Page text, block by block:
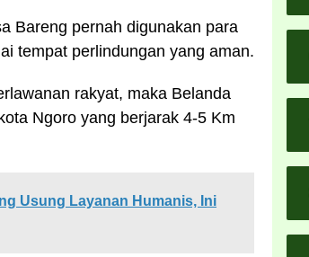
Bareng pernah digunakan para
tempat perlindungan yang aman.
rakyat, maka Belanda
Ngoro yang berjarak 4-5 Km
Usung Layanan Humanis, Ini